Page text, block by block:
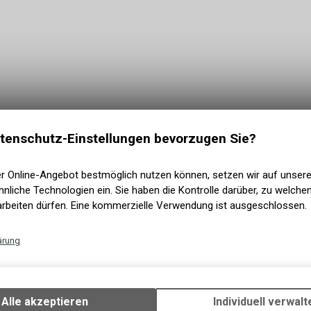
Ihre sichere Wahl
Winterparka – einem unverzichtbaren
und Sichtbarkeit. Ideal für Berufe, in denen Persönlichkeit
Einstellungen bevorzugen Sie?
Online-Angebot bestmöglich nutzen können, setzen wir auf
Technologien ein. Sie haben die Kontrolle darüber, zu
dürfen. Eine kommerzielle Verwendung ist ausgeschlossen.
Ihrem Gerät, um die grundlegenden Funktionen unseres Online-
Alle akzeptieren Individuell